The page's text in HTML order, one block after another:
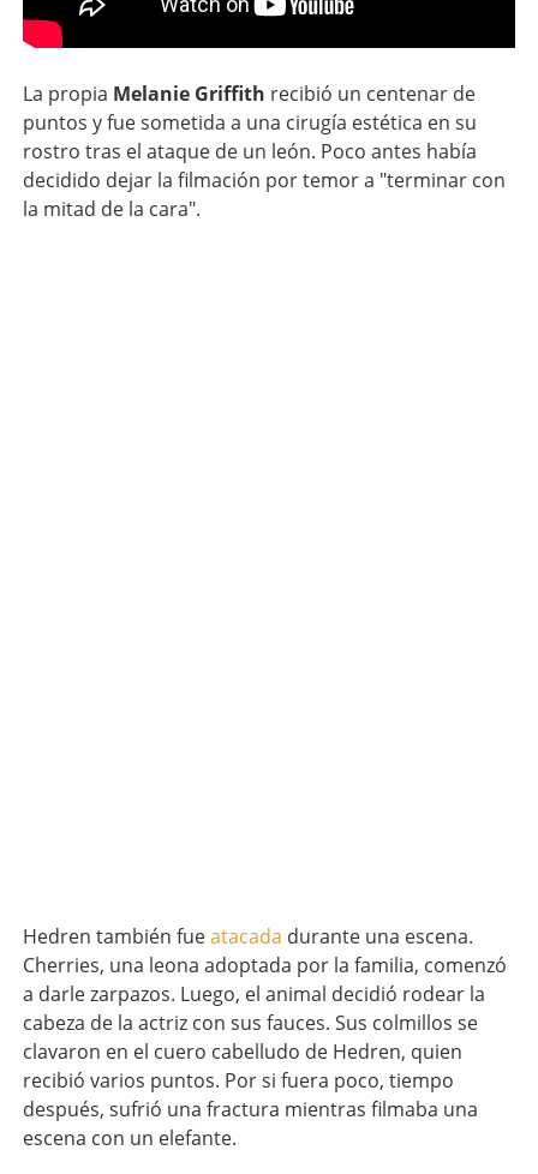
La propia Melanie Griffith recibió un centenar de
puntos y fue sometida a una cirugía estética en su
rostro tras el ataque de un león. Poco antes había
decidido dejar la filmación por temor a "terminar con
la mitad de la cara".
Hedren también fueatacada durante una escena.
Cherries, una leona adoptada por la familia, comenzó
a darle zarpazos. Luego, el animal decidió rodear la
cabeza de la actriz con sus fauces. Sus colmillos se
clavaron en el cuero cabelludo de Hedren, quien
recibió varios puntos. Por si fuera poco, tiempo
después, sufrió una fractura mientras filmaba una
escena con un elefante.